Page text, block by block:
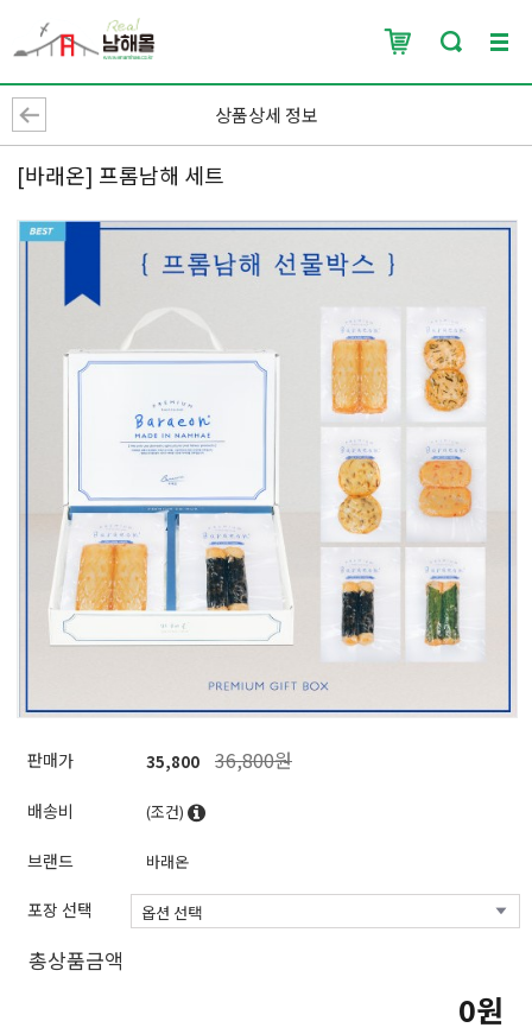
상품상세 정보
[바래온] 프롬남해 세트
판매가 35,800 36,800원
배송비 (조건)
브랜드 바래온
포장 선택
총상품금액
0